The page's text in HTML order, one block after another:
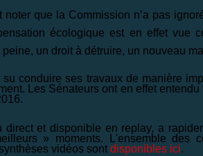
que la Commission n’a pas
écologique est en effet vue
un droit à détruire, un nouveau
su conduire ses travaux de manière
Les Sénateurs ont en effet
et disponible en replay, a
» moments. L'ensemble des
vidéos sont disponibles ici.